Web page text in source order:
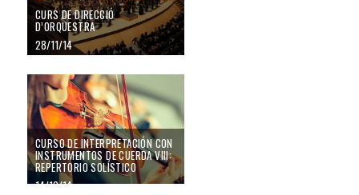
CURS DE DIRECCIÓ
D’ORQUESTRA
28/11/14
CURSO DE INTERPRETACIÓN CON
INSTRUMENTOS DE CUERDA VIII:
REPERTORIO SOLÍSTICO
14/10/14